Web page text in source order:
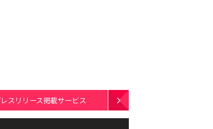
スリリース掲載サービス